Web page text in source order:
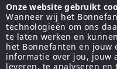
Onze website gebruikt
Wanneer wij het
technologieën om ons
te laten werken en
het Bonnefanten en jouw
informatie over jou, jouw
leveren, te analyseren